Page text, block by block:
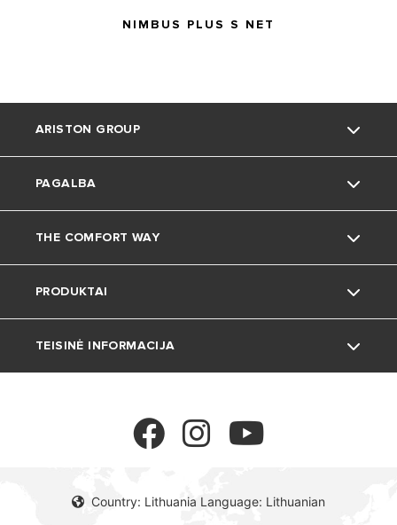
NIMBUS PLUS S NET
Country: Lithuania Language: Lithuanian
ARISTON GROUP
Kas esame
Grupė
Karjera
PAGALBA
Palaikymas
THE COMFORT WAY
Gyvenimas namuose
Aplinka
PRODUKTAI
Katlai
Vandens šildytuvai
TEISINĖ INFORMACIJA